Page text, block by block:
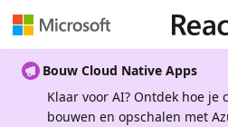
Bouw Cloud Native Apps
Klaar voor AI? Ontdek hoe
bouwen en opschalen met